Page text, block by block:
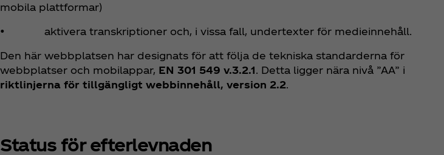
mobila plattformar)
• aktivera transkriptioner och, i vissa fall, undertexter för medieinnehåll.
Den här webbplatsen har designats för att följa de tekniska standarderna för
webbplatser och mobilappar, EN 301 549 v.3.2.1. Detta ligger nära nivå ”AA” i
riktlinjerna för tillgängligt webbinnehåll, version 2.2.
Status för efterlevnaden